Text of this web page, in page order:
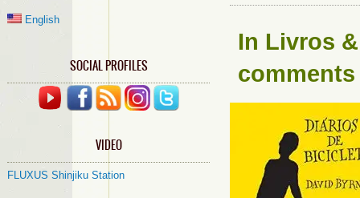
English
SOCIAL PROFILES
VIDEO
FLUXUS Shinjiku Station
In Livros
comments